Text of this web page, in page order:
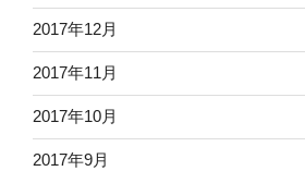
2017年12月
2017年11月
2017年10月
2017年9月